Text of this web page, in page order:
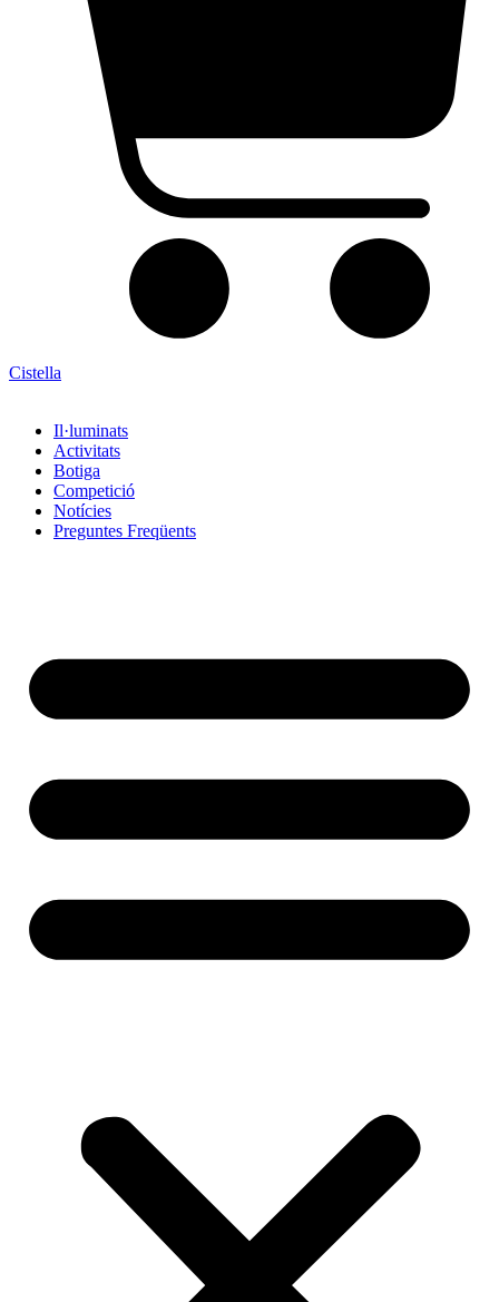
Cistella
Il·luminats
Activitats
Botiga
Competició
Notícies
Preguntes Freqüents